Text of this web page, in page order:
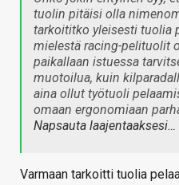
tuolin pitäisi olla
tarkoititko yleisesti tuolia
mielestä racing-pelituolit
paikallaan istuessa
muotoilua, kuin
aina ollut työtuoli
omaan ergonomiaan
Napsauta laajentaaksesi…
Varmaan tarkoitti tuolia